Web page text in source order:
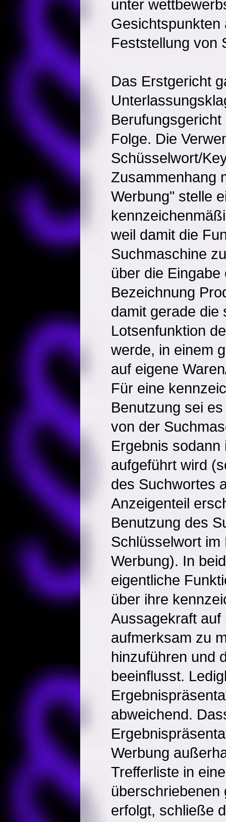
unter
Gesichtspunkten
Feststellung von
Das Erstgericht
Folge. Die
Schüsselwort/
Zusammenhang
Werbung" stelle
weil damit die
Suchmaschine
über die
Bezeichnung
damit gerade die
Lotsenfunktion
werde, in einem
auf eigene
Für eine
Benutzung sei
von der
Ergebnis sodann
aufgeführt wird
des Suchwortes
Anzeigenteil
Benutzung des
Schlüsselwort im
Werbung). In
eigentliche
über ihre
Aussagekraft
aufmerksam zu
hinzuführen und
beeinflusst.
abweichend.
Werbung
Trefferliste in
überschriebenen
erfolgt, schließe